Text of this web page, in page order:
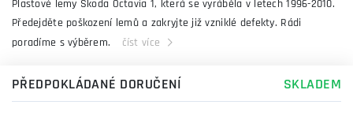
Plastové lemy Škoda Octavia 1, která se vyráběla v letech 1996-2010.
Předejděte poškození lemů a zakryjte již vzniklé defekty. Rádi
poradíme s výběrem.
číst více
PŘEDPOKLÁDANÉ DORUČENÍ SKLADEM